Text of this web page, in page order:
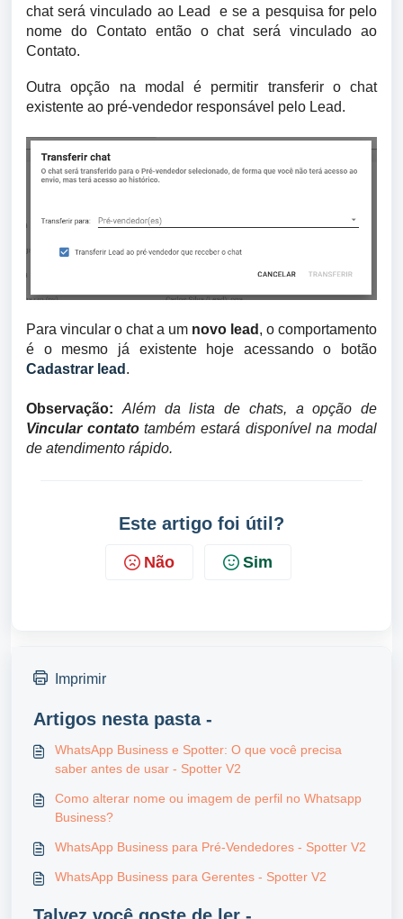
chat será vinculado ao Lead e se a pesquisa for pelo
nome do Contato então o chat será vinculado ao
Contato.
Outra opção na modal é permitir transferir o chat
existente ao pré-vendedor responsável pelo Lead.
Para vincular o chat a um novo lead , o comportamento
é o mesmo já existente hoje acessando o botão
Cadastrar lead .
Observação: Além da lista de chats, a opção de
Vincular contatotambém estará disponível na modal
de atendimento rápido.
Este artigo foi útil?
Não Sim
Imprimir
Artigos nesta pasta -
WhatsApp Business e Spotter: O que você precisa
saber antes de usar - Spotter V2
Como alterar nome ou imagem de perfil no Whatsapp
Business?
WhatsApp Business para Pré-Vendedores - Spotter V2
WhatsApp Business para Gerentes - Spotter V2